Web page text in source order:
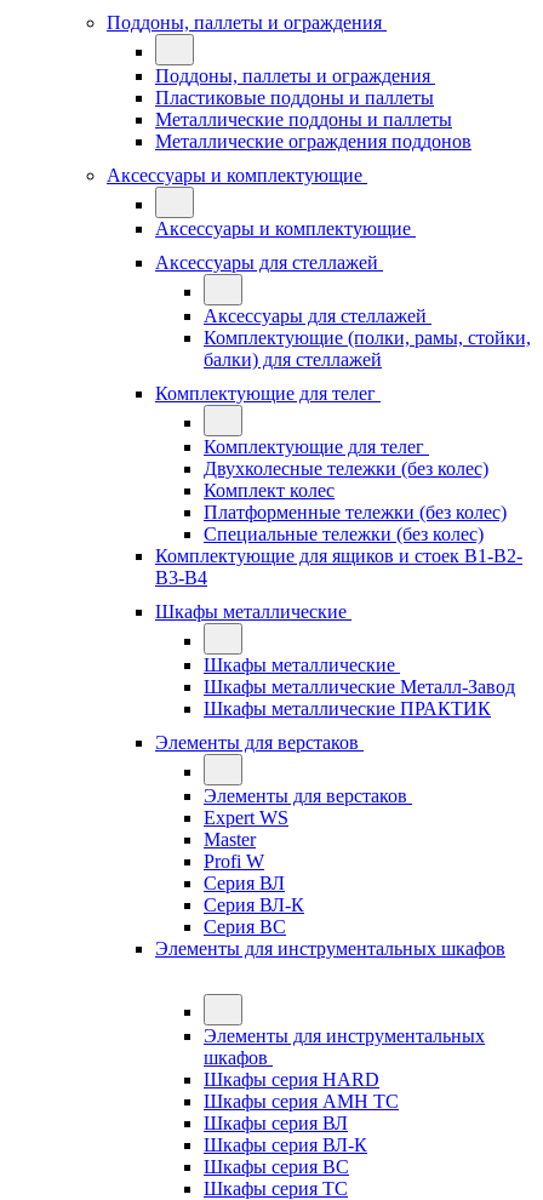
Поддоны, паллеты и ограждения
Поддоны, паллеты и ограждения
Пластиковые поддоны и паллеты
Металлические поддоны и паллеты
Металлические ограждения поддонов
Аксессуары и комплектующие
Аксессуары и комплектующие
Аксессуары для стеллажей
Аксессуары для стеллажей
Комплектующие (полки, рамы, стойки,
балки) для стеллажей
Комплектующие для телег
Комплектующие для телег
Двухколесные тележки (без колес)
Комплект колес
Платформенные тележки (без колес)
Специальные тележки (без колес)
Комплектующие для ящиков и стоек В1-В2-
В3-В4
Шкафы металлические
Шкафы металлические
Шкафы металлические Металл-Завод
Шкафы металлические ПРАКТИК
Элементы для верстаков
Элементы для верстаков
Expert WS
Master
Profi W
Серия ВЛ
Серия ВЛ-К
Серия ВС
Элементы для инструментальных шкафов
Элементы для инструментальных
шкафов
Шкафы серия HARD
Шкафы серия АМН ТС
Шкафы серия ВЛ
Шкафы серия ВЛ-К
Шкафы серия ВС
Шкафы серия ТС